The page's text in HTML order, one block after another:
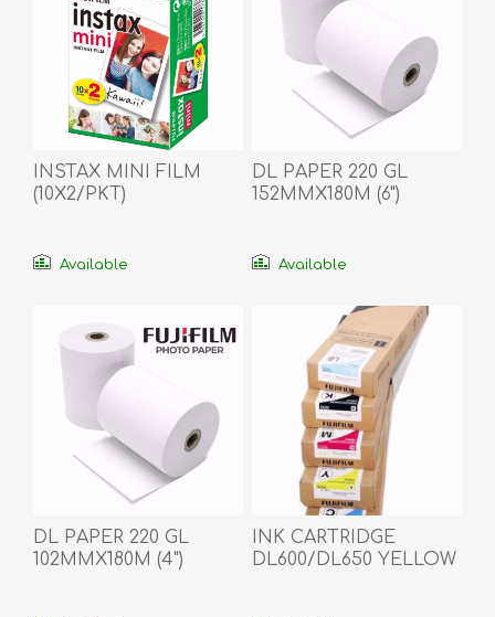
INSTAX MINI FILM
(10X2/PKT)
Available
DL PAPER 220 GL
152MMX180M (6")
Available
DL PAPER 220 GL
102MMX180M (4")
INK CARTRIDGE
DL600/DL650 YELLOW